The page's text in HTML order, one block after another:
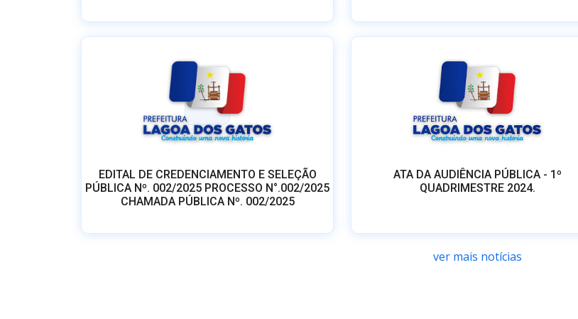
EDITAL DE CREDENCIAMENTO E SELEÇÃO
PÚBLICA Nº. 002/2025 PROCESSO N°.002/2025
CHAMADA PÚBLICA Nº. 002/2025
ATA DA AUDIÊNCIA PÚBLICA - 1º
QUADRIMESTRE 2024.
ver mais notícias